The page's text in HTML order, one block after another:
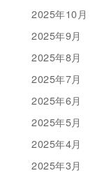
2025年10月
2025年9月
2025年8月
2025年7月
2025年6月
2025年5月
2025年4月
2025年3月